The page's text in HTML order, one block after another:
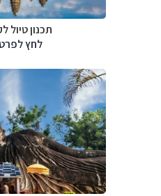
תכנון טיול
לחץ